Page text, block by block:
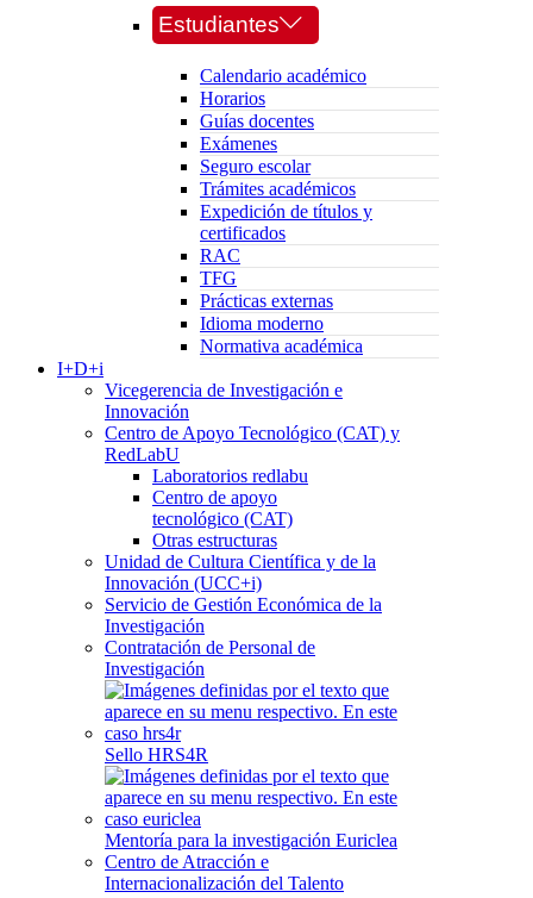
Estudiantes
Calendario académico
Horarios
Guías docentes
Exámenes
Seguro escolar
Trámites académicos
Expedición de títulos y
certificados
RAC
TFG
Prácticas externas
Idioma moderno
Normativa académica
I+D+i
Vicegerencia de Investigación e
Innovación
Centro de Apoyo Tecnológico (CAT) y
RedLabU
Laboratorios redlabu
Centro de apoyo
tecnológico (CAT)
Otras estructuras
Unidad de Cultura Científica y de la
Innovación (UCC+i)
Servicio de Gestión Económica de la
Investigación
Contratación de Personal de
Investigación
Sello HRS4R
Mentoría para la investigación Euriclea
Centro de Atracción e
Internacionalización del Talento